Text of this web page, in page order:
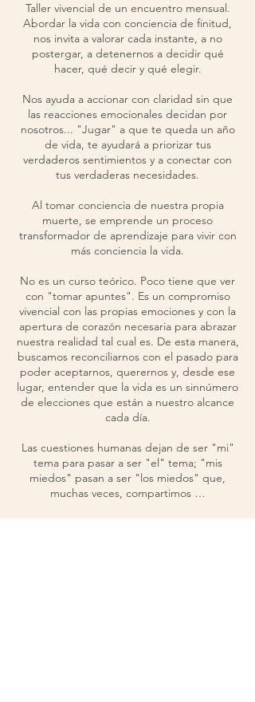
Taller vivencial de un encuentro mensual.
Abordar la vida con conciencia de finitud,
nos invita a valorar cada instante, a no
postergar, a detenernos a decidir qué
hacer, qué decir y qué elegir.
Nos ayuda a accionar con claridad sin que
las reacciones emocionales decidan por
nosotros... "Jugar" a que te queda un año
de vida, te ayudará a priorizar tus
verdaderos sentimientos y a conectar con
tus verdaderas necesidades.
Al tomar conciencia de nuestra propia
muerte, se emprende un proceso
transformador de aprendizaje para vivir con
más conciencia la vida.
No es un curso teórico. Poco tiene que ver
con "tomar apuntes". Es un compromiso
vivencial con las propias emociones y con la
apertura de corazón necesaria para abrazar
nuestra realidad tal cual es. De esta manera,
buscamos reconciliarnos con el pasado para
poder aceptarnos, querernos y, desde ese
lugar, entender que la vida es un sinnúmero
de elecciones que están a nuestro alcance
cada día.
Las cuestiones humanas dejan de ser "mi"
tema para pasar a ser "el" tema; "mis
miedos" pasan a ser "los miedos" que,
muchas veces, compartimos …
Durante los encuentros compartiremos: